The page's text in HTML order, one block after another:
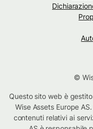
©
Questo sito web è
Wise Assets Europe
contenuti relativi ai